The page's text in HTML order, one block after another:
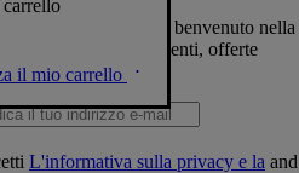
il mio carrello
permetterci di darti il benvenuto nella
su novità, eventi, offerte
L'informativa sulla privacy e la and